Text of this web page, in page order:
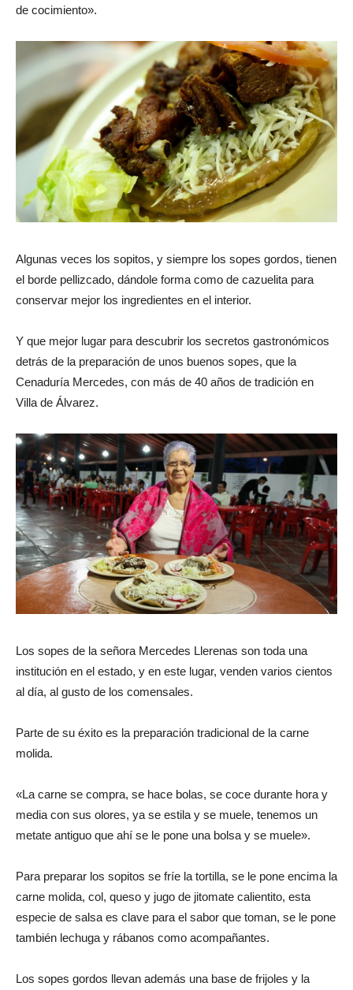
de cocimiento».
Algunas veces los sopitos, y siempre los sopes gordos, tienen
el borde pellizcado, dándole forma como de cazuelita para
conservar mejor los ingredientes en el interior.
Y que mejor lugar para descubrir los secretos gastronómicos
detrás de la preparación de unos buenos sopes, que la
Cenaduría Mercedes, con más de 40 años de tradición en
Villa de Álvarez.
Los sopes de la señora Mercedes Llerenas son toda una
institución en el estado, y en este lugar, venden varios cientos
al día, al gusto de los comensales.
Parte de su éxito es la preparación tradicional de la carne
molida.
«La carne se compra, se hace bolas, se coce durante hora y
media con sus olores, ya se estila y se muele, tenemos un
metate antiguo que ahí se le pone una bolsa y se muele».
Para preparar los sopitos se fríe la tortilla, se le pone encima la
carne molida, col, queso y jugo de jitomate calientito, esta
especie de salsa es clave para el sabor que toman, se le pone
también lechuga y rábanos como acompañantes.
Los sopes gordos llevan además una base de frijoles y la